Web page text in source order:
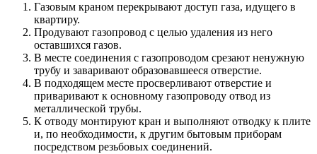
Газовым краном перекрывают доступ газа, идущего в
квартиру.
Продувают газопровод с целью удаления из него
оставшихся газов.
В месте соединения с газопроводом срезают ненужную
трубу и заваривают образовавшееся отверстие.
В подходящем месте просверливают отверстие и
приваривают к основному газопроводу отвод из
металлической трубы.
К отводу монтируют кран и выполняют отводку к плите
и, по необходимости, к другим бытовым приборам
посредством резьбовых соединений.